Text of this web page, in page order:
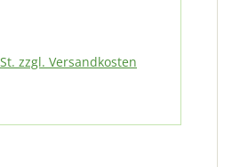
zzgl. Versandkosten